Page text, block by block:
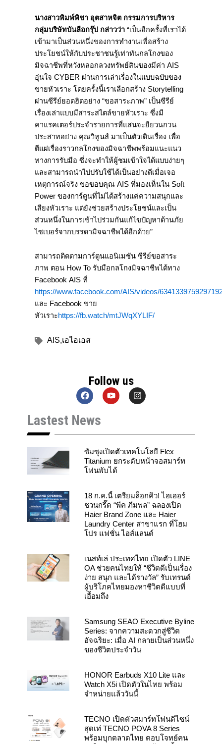
นางสาวพิมพ์พิชา อุตสาหจิต กรรมการบริหาร
กลุ่มบริษัทบันลือกรุ๊ป กล่าวว่า “เป็นอีกครั้งที่เราได้
เข้ามาเป็นส่วนหนึ่งของการทำงานเพื่อสร้าง
ประโยชน์ให้กับประชาชนรู้เท่าทันกลโกงของ
มิจฉาชีพที่หวังหลอกลวงทรัพย์สินของมีค่า AIS
อุ่นใจ CYBER ผ่านการเล่าเรื่องในแบบฉบับของ
ขายหัวเราะ โดยครั้งนี้เราเลือกสร้าง Storytelling
ผ่านซีรีย์ยอดฮิตอย่าง “ขอสาระภาพ” เป็นซีรีย์
เรื่องเล่าแบบมีสาระสไตล์ขายหัวเราะ ซึ่งมี
คาแรคเตอร์ประจำรายการที่แสนจะยียวนกวน
ประสาทอย่าง คุณวิทูนส์ มาเป็นตัวเดินเรื่อง เพื่อ
ตีแผ่เรื่องราวกลโกงของมิจฉาชีพพร้อมแนะแนว
ทางการรับมือ ซึ่งจะทำให้ผู้ชมเข้าใจได้แบบง่ายๆ
และสามารถนำไปปรับใช้ได้เป็นอย่างดีเมื่อเจอ
เหตุการณ์จริง ขอขอบคุณ AIS ที่มองเห็นใน Soft
Power ของการ์ตูนที่ไม่ได้สร้างแค่ความสนุกและ
เสียงหัวเราะ แต่ยังช่วยสร้างประโยชน์และเป็น
ส่วนหนึ่งในการเข้าไปร่วมกันแก้ไขปัญหาด้านภัย
ไซเบอร์จากบรรดามิจฉาชีพได้อีกด้วย”
สามารถติดตามการ์ตูนแอนิเมชัน ซีรีย์ขอสาระ
ภาพ ตอน How To รับมือกลโกงมิจฉาชีพได้ทาง
Facebook AIS ที่
https://www.facebook.com/AIS/videos/
และ Facebook ขาย
หัวเราะhttps://fb.watch/mtJWqXYLIF/
AIS,เอไอเอส
Follow us
F
a
e
b
o
k
Y
o
b
I
n
g
a
m
Lastest News
ซัมซุงเปิดตัวเทคโนโลยี Flex
Titanium ยกระดับหน้าจอสมาร์ท
โฟนพับได้
18 ก.ค.นี้ เตรียมล็อกคิว! ไฮเออร์
ชวนกรี๊ด “พีค ภีมพล” ฉลองเปิด
Haier Brand Zone และ Haier
Laundry Center สาขาแรก ที่โฮม
โปร แฟชั่น ไอส์แลนด์
เนสท์เล่ ประเทศไทย เปิดตัว LINE
OA ช่วยคนไทยให้ “ชีวิตดีเป็นเรื่อง
ง่าย สนุก และได้รางวัล” รับเทรนด์
ผู้บริโภคไทยมองหาชีวิตดีแบบที่
เอื้อมถึง
Samsung SEAO Executive Byline
Series: จากความสะดวกสู่ชีวิต
อัจฉริยะ: เมื่อ AI กลายเป็นส่วนหนึ่ง
ของชีวิตประจำวัน
HONOR Earbuds X10 Lite และ
Watch X5i เปิดตัวในไทย พร้อม
จำหน่ายแล้ววันนี้
TECNO เปิดตัวสมาร์ทโฟนดีไซน์
สุดเท่ TECNO POVA 8 Series
พร้อมบุกตลาดไทย ตอบโจทย์คน